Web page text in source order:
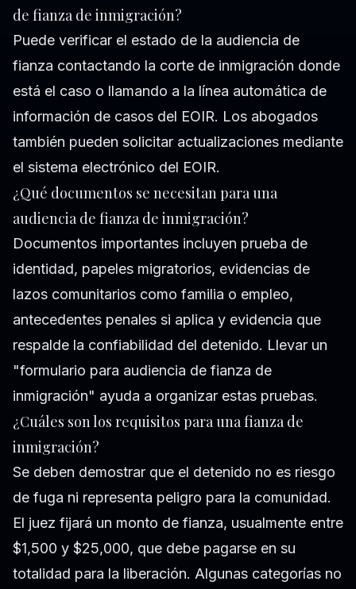
de fianza de inmigración?
Puede verificar el estado de la audiencia de
fianza contactando la corte de inmigración donde
está el caso o llamando a la línea automática de
información de casos del EOIR. Los abogados
también pueden solicitar actualizaciones mediante
el sistema electrónico del EOIR.
¿Qué documentos se necesitan para una
audiencia de fianza de inmigración?
Documentos importantes incluyen prueba de
identidad, papeles migratorios, evidencias de
lazos comunitarios como familia o empleo,
antecedentes penales si aplica y evidencia que
respalde la confiabilidad del detenido. Llevar un
"formulario para audiencia de fianza de
inmigración" ayuda a organizar estas pruebas.
¿Cuáles son los requisitos para una fianza de
inmigración?
Se deben demostrar que el detenido no es riesgo
de fuga ni representa peligro para la comunidad.
El juez fijará un monto de fianza, usualmente entre
$1,500 y $25,000, que debe pagarse en su
totalidad para la liberación. Algunas categorías no